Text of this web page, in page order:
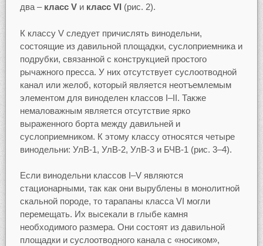
два – класс Vи класс VI(рис. 2).
К классу V следует причислять винодельни,
состоящие из давильной площадки, суслоприемника и
подрубки, связанной с конструкцией простого
рычажного пресса. У них отсутствует суслоотводной
канал или желоб, который является неотъемлемым
элементом для виноделен классов I–II. Также
немаловажным является отсутствие ярко
выраженного борта между давильней и
суслоприемником. К этому классу относятся четыре
винодельни: УлВ-1, УлВ-2, УлВ-3 и БЧВ-1 (рис. 3–4).
Если винодельни классов I–V являются
стационарными, так как они вырублены в монолитной
скальной породе, то тарапаны класса VI могли
перемещать. Их высекали в глыбе камня
необходимого размера. Они состоят из давильной
площадки и суслоотводного канала с «носиком»,